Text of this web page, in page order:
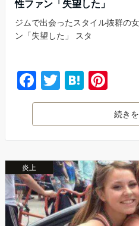
性ファン「失望した」
ジムで出会ったスタイル抜群の
ン「失望した」 スタ
F
a
e
b
o
o
k
T
w
er
H
at
n
a
nt
er
e
st
続き
炎上